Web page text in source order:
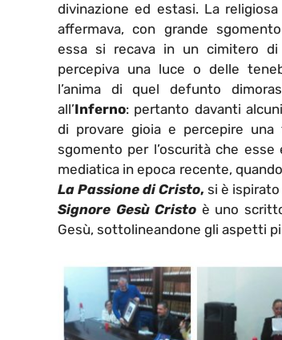
divinazione ed estasi. La religiosa
affermava, con grande
essa si recava in un cimitero
percepiva una luce o delle
l’anima di quel defunto
all’Inferno: pertanto davanti
di provare gioia e percepire
sgomento per l’oscurità che
mediatica in epoca recente,
La Passione di Cristo, si è
Signore Gesù Cristo è uno
Gesù, sottolineandone gli aspetti